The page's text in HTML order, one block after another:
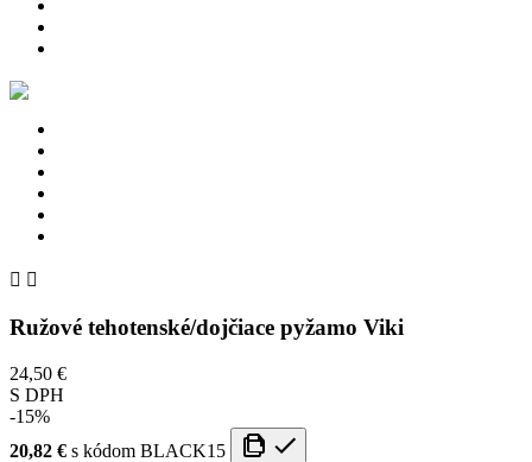
 
Ružové tehotenské/dojčiace pyžamo Viki
24,50 €
S DPH
-15%
20,82 € s kódom BLACK15